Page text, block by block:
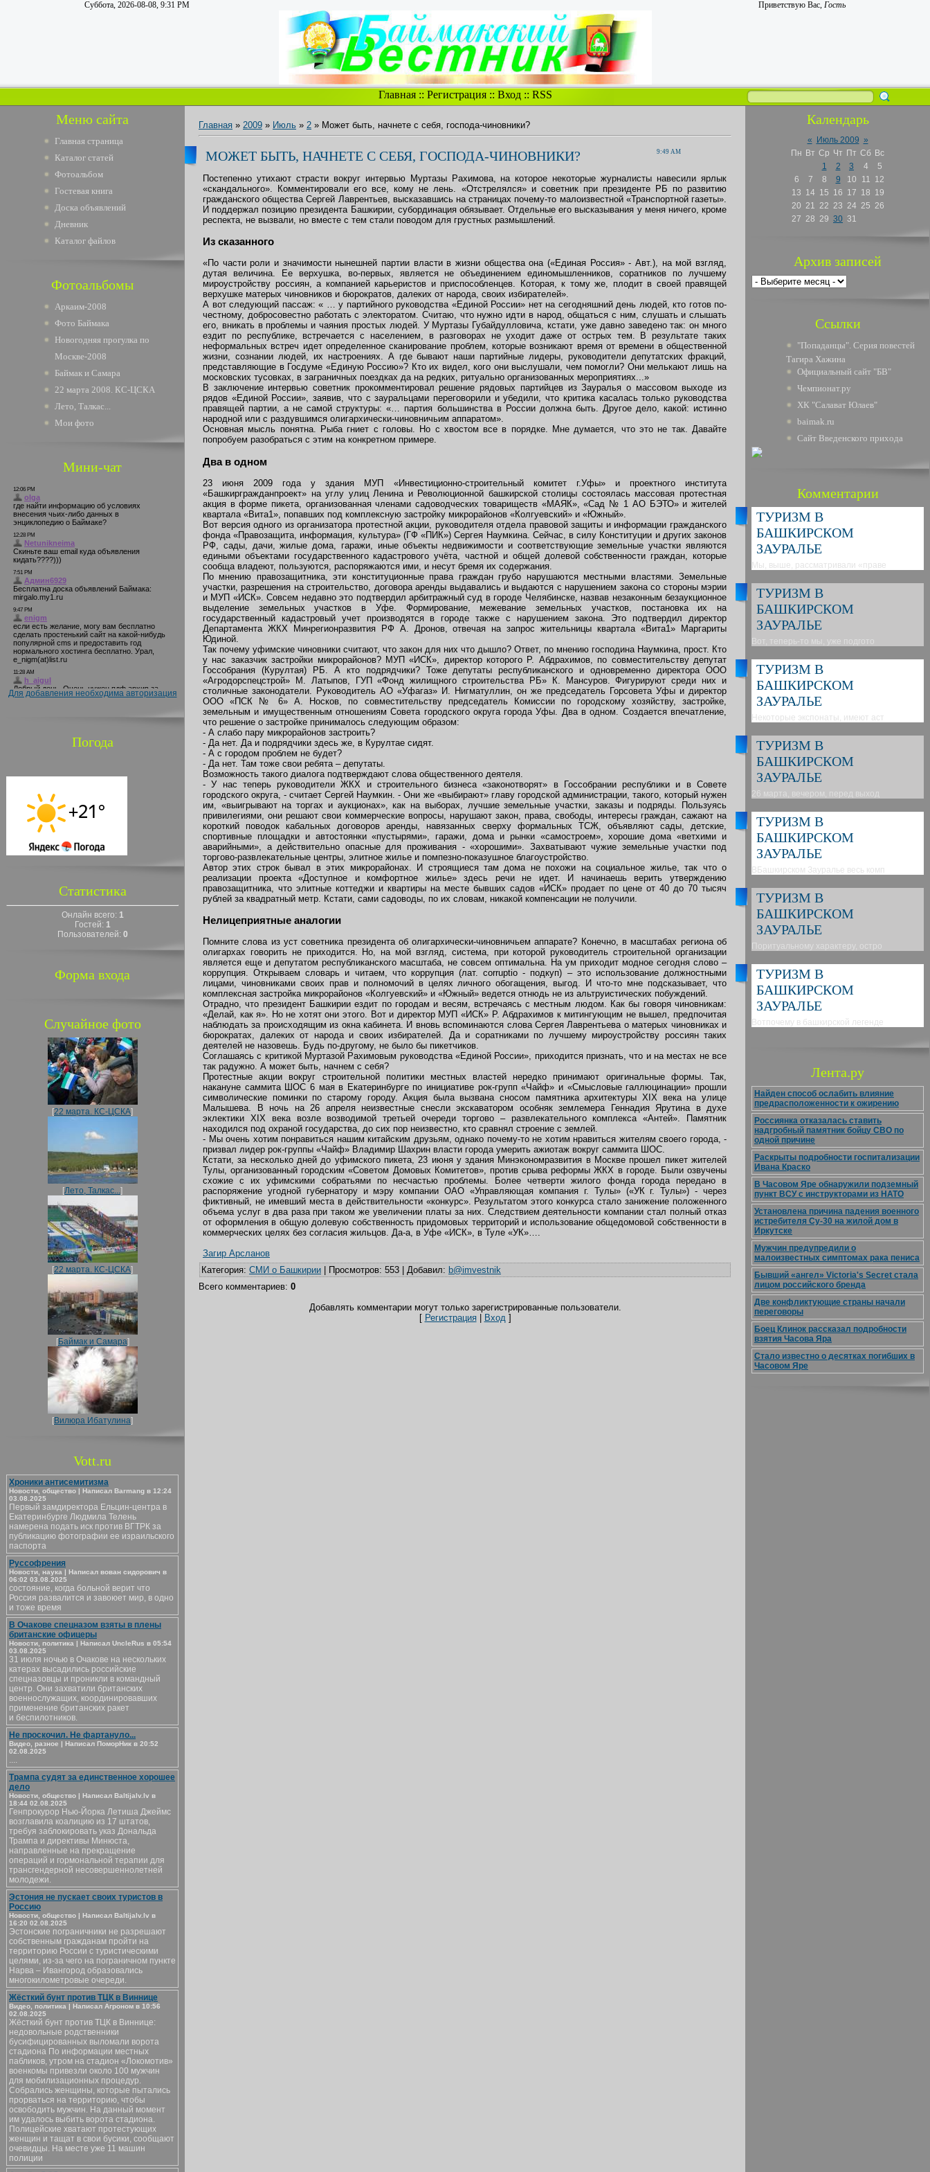
Суббота, 2026-08-08, 9:31 PM Приветствую Вас, Гость
Главная:: Регистрация:: Вход:: RSS
Меню сайта
Главная страница
Каталог статей
Фотоальбом
Гостевая книга
Доска объявлений
Дневник
Каталог файлов
Фотоальбомы
Аркаим-2008
Фото Баймака
Новогодняя прогулка по
Москве-2008
Баймак и Самара
22 марта 2008. КС-ЦСКА
Лето, Талкас...
Мои фото
Мини-чат
Для добавления необходима авторизация
Погода
Статистика
Онлайн всего: 1
Гостей: 1
Пользователей: 0
Форма входа
Случайное фото
[22 марта. КС-ЦСКА]
[Лето, Талкас...]
[22 марта. КС-ЦСКА]
[Баймак и Самара]
[Вилюра Ибатулина]
Vott.ru
Хроники антисемитизма
Новости, общество | Написал Barmang в 12:24
03.08.2025
Первый замдиректора Ельцин-центра в
Екатеринбурге Людмила Телень
намерена подать иск против ВГТРК за
публикацию фотографии ее израильского
паспорта
Руссофрения
Новости, наука | Написал вован сидорович в
06:02 03.08.2025
состояние, когда больной верит что
Россия развалится и завоюет мир, в одно
и тоже время
В Очакове спецназом взяты в плены
британские офицеры
Новости, политика | Написал UncleRus в 05:54
03.08.2025
31 июля ночью в Очакове на нескольких
катерах высадились российские
спецназовцы и проникли в командный
центр. Они захватили британских
военнослужащих, координировавших
применение британских ракет
и беспилотников.
Не проскочил. Не фартануло...
Видео, разное | Написал ПоморНик в 20:52
02.08.2025
....
Трампа судят за единственное хорошее
дело
Новости, общество | Написал Baltijalv.lv в
18:44 02.08.2025
Генпрокурор Нью-Йорка Летиша Джеймс
возглавила коалицию из 17 штатов,
требуя заблокировать указ Дональда
Трампа и директивы Минюста,
направленные на прекращение
операций и гормональной терапии для
трансгендерной несовершеннолетней
молодежи.
Эстония не пускает своих туристов в
Россию
Новости, общество | Написал Baltijalv.lv в
16:20 02.08.2025
Эстонские пограничники не разрешают
собственным гражданам пройти на
территорию России с туристическими
целями, из-за чего на пограничном пункте
Нарва – Ивангород образовались
многокилометровые очереди.
Жёсткий бунт против ТЦК в Виннице
Видео, политика | Написал Агроном в 10:56
02.08.2025
Жёсткий бунт против ТЦК в Виннице:
недовольные родственники
бусифицированных выломали ворота
стадиона По информации местных
пабликов, утром на стадион «Локомотив»
военкомы привезли около 100 мужчин
для мобилизационных процедур.
Собрались женщины, которые пытались
прорваться на территорию, чтобы
освободить мужчин. На данный момент
им удалось выбить ворота стадиона.
Полицейские хватают протестующих
женщин и тащат в свои бусики, сообщают
очевидцы. На месте уже 11 машин
полиции
Главная » 2009 » Июль » 2 » Может быть, начнете с себя, господа-чиновники?
9:49 AM
МОЖЕТ БЫТЬ, НАЧНЕТЕ С СЕБЯ, ГОСПОДА-ЧИНОВНИКИ?
Постепенно утихают страсти вокруг интервью Муртазы Рахимова, на которое некоторые журналисты навесили ярлык
«скандального». Комментировали его все, кому не лень. «Отстрелялся» и советник при президенте РБ по развитию
гражданского общества Сергей Лаврентьев, высказавшись на страницах почему-то малоизвестной «Транспортной газеты».
И поддержал позицию президента Башкирии, субординация обязывает. Отдельные его высказывания у меня ничего, кроме
респекта, не вызвали, но вместе с тем стали поводом для грустных размышлений.
Из сказанного
«По части роли и значимости нынешней партии власти в жизни общества она («Единая Россия» - Авт.), на мой взгляд,
дутая величина. Ее верхушка, во-первых, является не объединением единомышленников, соратников по лучшему
мироустройству россиян, а компанией карьеристов и приспособленцев. Которая, к тому же, плодит в своей правящей
верхушке матерых чиновников и бюрократов, далеких от народа, своих избирателей».
А вот следующий пассаж: « … у партийного руководства «Единой России» нет на сегодняшний день людей, кто готов по-
честному, добросовестно работать с электоратом. Считаю, что нужно идти в народ, общаться с ним, слушать и слышать
его, вникать в проблемы и чаяния простых людей. У Муртазы Губайдулловича, кстати, уже давно заведено так: он много
ездит по республике, встречается с населением, в разговорах не уходит даже от острых тем. В результате таких
неформальных встреч идет определенное сканирование проблем, которые возникают время от времени в общественной
жизни, сознании людей, их настроениях. А где бывают наши партийные лидеры, руководители депутатских фракций,
представляющие в Госдуме «Единую Россию»? Кто их видел, кого они выслушали, чем помогли? Они мелькают лишь на
московских тусовках, в заграничных поездках да на редких, ритуально организованных мероприятиях...»
В заключение интервью советник прокомментировал решение рядовых партийцев из Зауралья о массовом выходе из
рядов «Единой России», заявив, что с зауральцами переговорили и убедили, что критика касалась только руководства
правящей партии, а не самой структуры: «… партия большинства в России должна быть. Другое дело, какой: истинно
народной или с раздувшимся олигархически-чиновничьим аппаратом».
Основная мысль понятна. Рыба гниет с головы. Но с хвостом все в порядке. Мне думается, что это не так. Давайте
попробуем разобраться с этим на конкретном примере.
Два в одном
23 июня 2009 года у здания МУП «Инвестиционно-строительный комитет г.Уфы» и проектного института
«Башкиргражданпроект» на углу улиц Ленина и Революционной башкирской столицы состоялась массовая протестная
акция в форме пикета, организованная членами садоводческих товариществ «МАЯК», «Сад № 1 АО БЭТО» и жителей
квартала «Вита1», попавших под комплексную застройку микрорайонов «Колгуевский» и «Южный».
Вот версия одного из организатора протестной акции, руководителя отдела правовой защиты и информации гражданского
фонда «Правозащита, информация, культура» (ГФ «ПИК») Сергея Наумкина. Сейчас, в силу Конституции и других законов
РФ, сады, дачи, жилые дома, гаражи, иные объекты недвижимости и соответствующие земельные участки являются
едиными объектами государственного кадастрового учёта, частной и общей долевой собственности граждан, которые
сообща владеют, пользуются, распоряжаются ими, и несут бремя их содержания.
По мнению правозащитника, эти конституционные права граждан грубо нарушаются местными властями. Земельные
участки, разрешения на строительство, договора аренды выдавались и выдаются с нарушением закона со стороны мэрии
и МУП «ИСК». Совсем недавно это подтвердил арбитражный суд в городе Челябинске, назвав незаконным безаукционное
выделение земельных участков в Уфе. Формирование, межевание земельных участков, постановка их на
государственный кадастровый учет производятся в городе также с нарушением закона. Это подтвердил директор
Департамента ЖКХ Минрегионразвития РФ А. Дронов, отвечая на запрос жительницы квартала «Вита1» Маргариты
Юдиной.
Так почему уфимские чиновники считают, что закон для них что дышло? Ответ, по мнению господина Наумкина, прост. Кто
у нас заказчик застройки микрорайонов? МУП «ИСК», директор которого Р. Абдрахимов, по совместительству депутат
Госсобрания (Курултая) РБ. А кто подрядчики? Тоже депутаты республиканского и одновременно директора ООО
«Агродорспецстрой» М. Латыпов, ГУП «Фонд жилищного строительства РБ» К. Мансуров. Фигурируют среди них и
столичные законодатели. Руководитель АО «Уфагаз» И. Нигматуллин, он же председатель Горсовета Уфы и директор
ООО «ПСК № 6» А. Носков, по совместительству председатель Комиссии по городскому хозяйству, застройке,
земельным и имущественным отношениям Совета городского округа города Уфы. Два в одном. Создается впечатление,
что решение о застройке принималось следующим образом:
- А слабо пару микрорайонов застроить?
- Да нет. Да и подрядчики здесь же, в Курултае сидят.
- А с городом проблем не будет?
- Да нет. Там тоже свои ребята – депутаты.
Возможность такого диалога подтверждают слова общественного деятеля.
- У нас теперь руководители ЖКХ и строительного бизнеса «законотворят» в Госсобрании республики и в Совете
городского округа, - считает Сергей Наумкин. - Они же «выбирают» главу городской администрации, такого, который нужен
им, «выигрывают на торгах и аукционах», как на выборах, лучшие земельные участки, заказы и подряды. Пользуясь
привилегиями, они решают свои коммерческие вопросы, нарушают закон, права, свободы, интересы граждан, сажают на
короткий поводок кабальных договоров аренды, навязанных сверху формальных ТСЖ, объявляют сады, детские,
спортивные площадки и автостоянки «пустырями», гаражи, дома и рынки «самостроем», хорошие дома «ветхими и
аварийными», а действительно опасные для проживания - «хорошими». Захватывают чужие земельные участки под
торгово-развлекательные центры, элитное жилье и помпезно-показушное благоустройство.
Автор этих строк бывал в этих микрорайонах. И строящиеся там дома не похожи на социальное жилье, так что о
реализации проекта «Доступное и комфортное жилье» здесь речи не идет. И начинаешь верить утверждению
правозащитника, что элитные коттеджи и квартиры на месте бывших садов «ИСК» продает по цене от 40 до 70 тысяч
рублей за квадратный метр. Кстати, сами садоводы, по их словам, никакой компенсации не получили.
Нелицеприятные аналогии
Помните слова из уст советника президента об олигархически-чиновничьем аппарате? Конечно, в масштабах региона об
олигархах говорить не приходится. Но, на мой взгляд, система, при которой руководитель строительной организации
является еще и депутатом республиканского масштаба, не совсем оптимальна. На ум приходит модное сегодня слово –
коррупция. Открываем словарь и читаем, что коррупция (лат. corruptio - подкуп) – это использование должностными
лицами, чиновниками своих прав и полномочий в целях личного обогащения, выгод. И что-то мне подсказывает, что
комплексная застройка микрорайонов «Колгуевский» и «Южный» ведется отнюдь не из альтруистических побуждений.
Отрадно, что президент Башкирии ездит по городам и весям, встречаясь с местным людом. Как бы говоря чиновникам:
«Делай, как я». Но не хотят они этого. Вот и директор МУП «ИСК» Р. Абдрахимов к митингующим не вышел, предпочитая
наблюдать за происходящим из окна кабинета. И вновь вспоминаются слова Сергея Лаврентьева о матерых чиновниках и
бюрократах, далеких от народа и своих избирателей. Да и соратниками по лучшему мироустройству россиян таких
деятелей не назовешь. Будь по-другому, не было бы пикетчиков.
Соглашаясь с критикой Муртазой Рахимовым руководства «Единой России», приходится признать, что и на местах не все
так радужно. А может быть, начнем с себя?
Протестные акции вокруг строительной политики местных властей нередко принимают оригинальные формы. Так,
накануне саммита ШОС 6 мая в Екатеринбурге по инициативе рок-групп «Чайф» и «Смысловые галлюцинации» прошли
символические поминки по старому городу. Акция была вызвана сносом памятника архитектуры XIX века на улице
Малышева. В ночь на 26 апреля неизвестные снесли экскаватором особняк землемера Геннадия Ярутина в духе
эклектики XIX века возле возводимой третьей очереди торгово – развлекательного комплекса «Антей». Памятник
находился под охраной государства, до сих пор неизвестно, кто сравнял строение с землей.
- Мы очень хотим понравиться нашим китайским друзьям, однако почему-то не хотим нравиться жителям своего города, -
призвал лидер рок-группы «Чайф» Владимир Шахрин власти города умерить ажиотаж вокруг саммита ШОС.
Кстати, за несколько дней до уфимского пикета, 23 июня у здания Минэкономразвития в Москве прошел пикет жителей
Тулы, организованный городским «Советом Домовых Комитетов», против срыва реформы ЖКХ в городе. Были озвучены
схожие с их уфимскими собратьями по несчастью проблемы. Более четверти жилого фонда города передано в
распоряжение угодной губернатору и мэру компании ОАО «Управляющая компания г. Тулы» («УК г. Тулы») - через
фиктивный, не имевший места в действительности «конкурс». Результатом этого конкурса стало занижение положенного
объема услуг в два раза при таком же увеличении платы за них. Следствием деятельности компании стал полный отказ
от оформления в общую долевую собственность придомовых территорий и использование общедомовой собственности в
коммерческих целях без согласия жильцов. Да-а, в Уфе «ИСК», в Туле «УК»….
Загир Арсланов
Категория: СМИ о Башкирии Просмотров: 553 | Добавил: b@imvestnik
Всего комментариев: 0
Добавлять комментарии могут только зарегистрированные пользователи.
[ Регистрация| Вход]
Календарь
« Июль 2009 »
Пн Вт Ср Чт Пт Сб Вс
1
2 3 4
5
6
7 8 9 10 11 12
13 14 15 16 17 18 19
20 21 22 23 24 25 26
27 28 29 30 31
Архив записей
Ссылки
"Попаданцы". Серия повестей
Тагира Хажина
Официальный сайт "БВ"
Чемпионат.ру
ХК "Салават Юлаев"
baimak.ru
Сайт Введенского прихода
Комментарии
ТУРИЗМ В
БАШКИРСКОМ
ЗАУРАЛЬЕ
Мы, выше, рассматривали «праве
ТУРИЗМ В
БАШКИРСКОМ
ЗАУРАЛЬЕ
Вот, теперь-то мы, уже подгото
ТУРИЗМ В
БАШКИРСКОМ
ЗАУРАЛЬЕ
Некоторые экспонаты, имеют аст
ТУРИЗМ В
БАШКИРСКОМ
ЗАУРАЛЬЕ
26 марта, вечером, перед выход
ТУРИЗМ В
БАШКИРСКОМ
ЗАУРАЛЬЕ
ВБашкирском Зауралье весь комп
ТУРИЗМ В
БАШКИРСКОМ
ЗАУРАЛЬЕ
Поритуальному характеру, остро
ТУРИЗМ В
БАШКИРСКОМ
ЗАУРАЛЬЕ
Вотпочему в башкирской легенде
Лента.ру
Найден способ ослабить влияние
предрасположенности к ожирению
Россиянка отказалась ставить
надгробный памятник бойцу СВО по
одной причине
Раскрыты подробности госпитализации
Ивана Краско
В Часовом Яре обнаружили подземный
пункт ВСУ с инструкторами из НАТО
Установлена причина падения военного
истребителя Су-30 на жилой дом в
Иркутске
Мужчин предупредили о
малоизвестных симптомах рака пениса
Бывший «ангел» Victoria's Secret стала
лицом российского бренда
Две конфликтующие страны начали
переговоры
Боец Клинок рассказал подробности
взятия Часова Яра
Стало известно о десятках погибших в
Часовом Яре